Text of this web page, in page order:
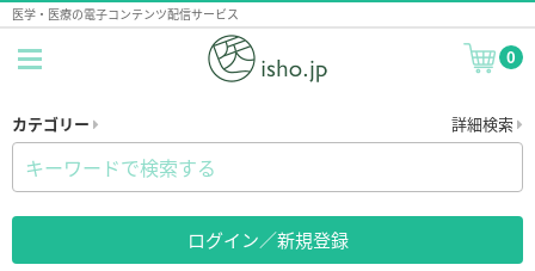
医学・医療の電子コンテンツ配信サービス
0
カテゴリー 詳細検索
ログイン／新規登録